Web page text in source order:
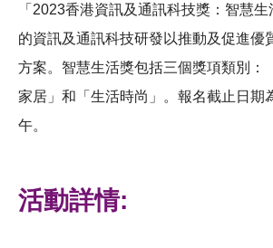
「2023香港資訊及通訊科技獎：智慧
的資訊及通訊科技研發以推動及促進優
方案。智慧生活獎包括三個獎項類別：
家居」和「生活時尚」。報名截止日期
午。
活動詳情: